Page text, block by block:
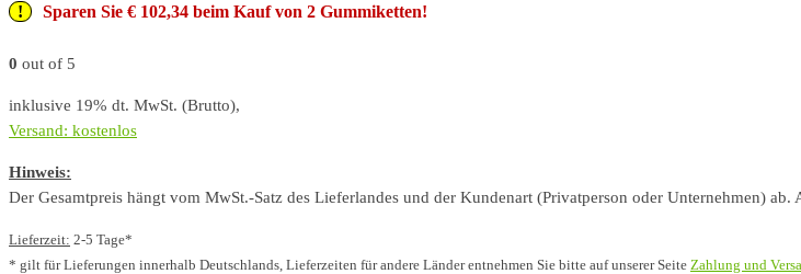
Sparen Sie € 102,34 beim Kauf von 2 Gummiketten!
0 out of 5
inklusive 19% dt. MwSt. (Brutto),
Versand: kostenlos
Hinweis:
Der Gesamtpreis hängt vom MwSt.-Satz des Lieferlandes und der Kundenart (Privatperson oder Unternehmen)
Lieferzeit: 2-5 Tage*
* gilt für Lieferungen innerhalb Deutschlands, Lieferzeiten für andere Länder entnehmen Sie bitte auf unserer Seite Zahlung und